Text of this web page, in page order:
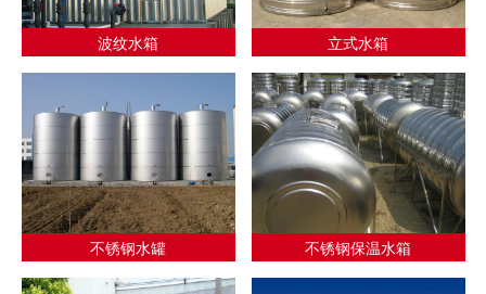
波纹水箱 立式水箱
不锈钢水罐 不锈钢保温水箱